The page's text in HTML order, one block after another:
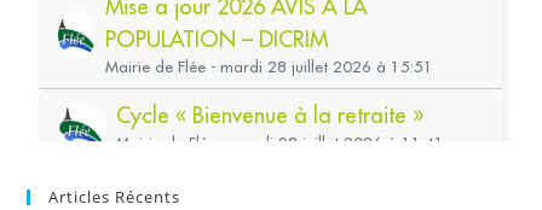
Articles Récents